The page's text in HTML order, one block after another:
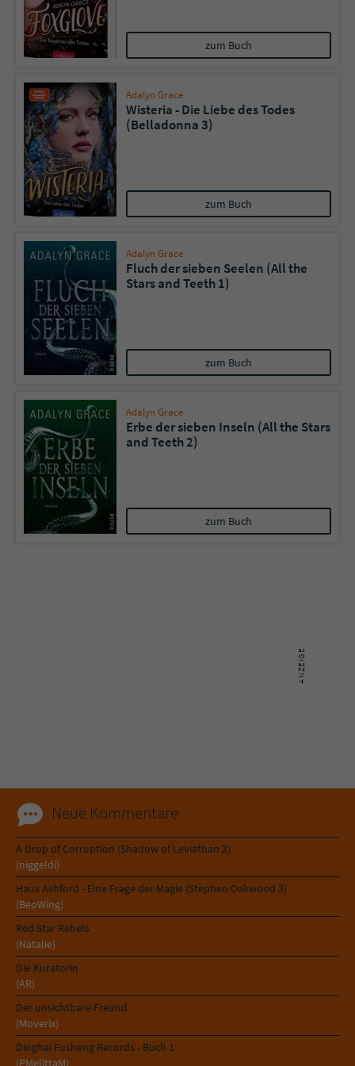
zum Buch
Adalyn Grace
Wisteria - Die Liebe des Todes
(Belladonna 3)
zum Buch
Adalyn Grace
Fluch der sieben Seelen (All the
Stars and Teeth 1)
zum Buch
Adalyn Grace
Erbe der sieben Inseln (All the Stars
and Teeth 2)
zum Buch
Neue Kommentare
A Drop of Corruption (Shadow of Leviathan 2)
(niggeldi)
Haus Ashford - Eine Frage der Magie (Stephen Oakwood 3)
(BeoWing)
Red Star Rebels
(Natalie)
Die Kuratorin
(AR)
Der unsichtbare Freund
(Moverix)
Dinghai Fusheng Records - Buch 1
(PMelittaM)
Name
Laufzeit 1 Jahr
Zweck Cookie für Kommentare einzelner Buchtitel
Name fe_typo_user
Laufzeit Session
Zweck
Dieses Cookie gewährleistet die
Kommunikation der Webseite mit dem
Benutzer. Es wird benötigt um z. B. den
Sicherheitscode des Kontaktformulars zu
überprüfen.